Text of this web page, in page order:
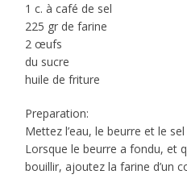
1 c. à café de sel
225 gr de farine
2 œufs
du sucre
huile de friture
Preparation:
Mettez l’eau, le beurre et le
Lorsque le beurre a fondu, et
bouillir, ajoutez la farine d’un